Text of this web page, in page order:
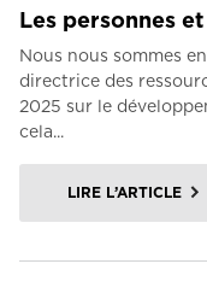
Les personnes
Nous nous sommes
directrice des
2025 sur le
cela...
LIRE L’ARTICLE